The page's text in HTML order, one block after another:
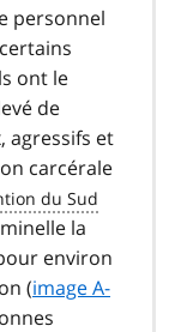
personnel
ont le
de
agressifs et
carcérale
la
environ
(image A-